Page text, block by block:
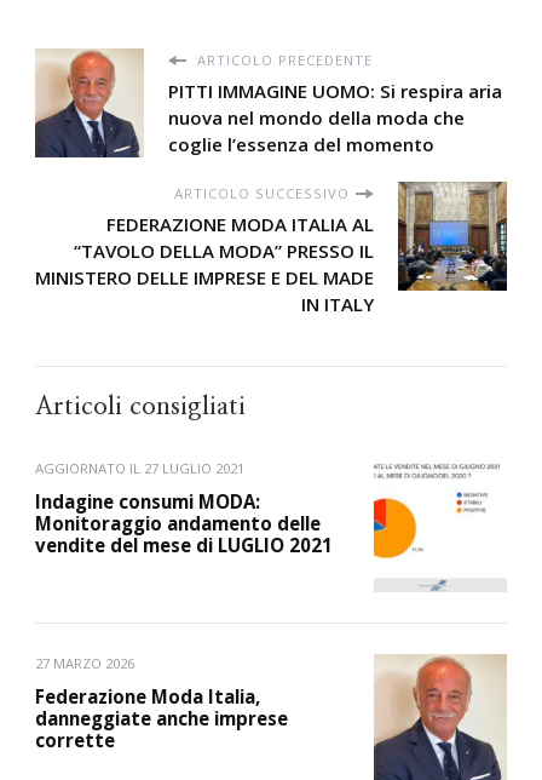
ARTICOLO PRECEDENTE
PITTI IMMAGINE UOMO: Si respira aria
nuova nel mondo della moda che
coglie l’essenza del momento
ARTICOLO SUCCESSIVO
FEDERAZIONE MODA ITALIA AL
“TAVOLO DELLA MODA” PRESSO IL
MINISTERO DELLE IMPRESE E DEL MADE
IN ITALY
Articoli consigliati
AGGIORNATO IL 27 LUGLIO 2021
Indagine consumi MODA:
Monitoraggio andamento delle
vendite del mese di LUGLIO 2021
27 MARZO 2026
Federazione Moda Italia,
danneggiate anche imprese
corrette